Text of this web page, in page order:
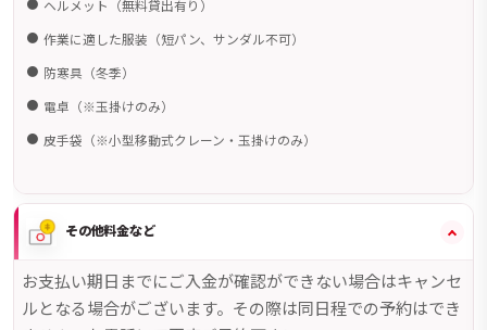
ヘルメット（無料貸出有り）
作業に適した服装（短パン、サンダル不可）
防寒具（冬季）
電卓（※玉掛けのみ）
皮手袋（※小型移動式クレーン・玉掛けのみ）
その他料金など
お支払い期日までにご入金が確認ができない場合はキャンセ
ルとなる場合がございます。その際は同日程での予約はでき